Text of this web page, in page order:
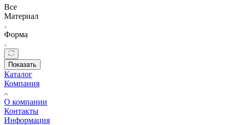
Все
Материал
Форма
Показать
Каталог
Компания
О компании
Контакты
Информация